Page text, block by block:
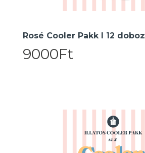
Rosé Cooler Pakk I 12 doboz
9000Ft